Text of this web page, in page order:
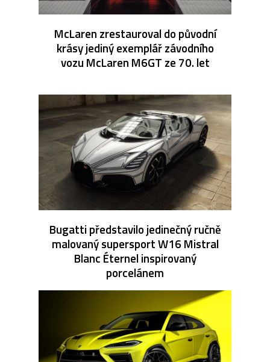
McLaren zrestauroval do původní
krásy jediný exemplář závodního
vozu McLaren M6GT ze 70. let
Bugatti představilo jedinečný ručně
malovaný supersport W16 Mistral
Blanc Éternel inspirovaný
porcelánem